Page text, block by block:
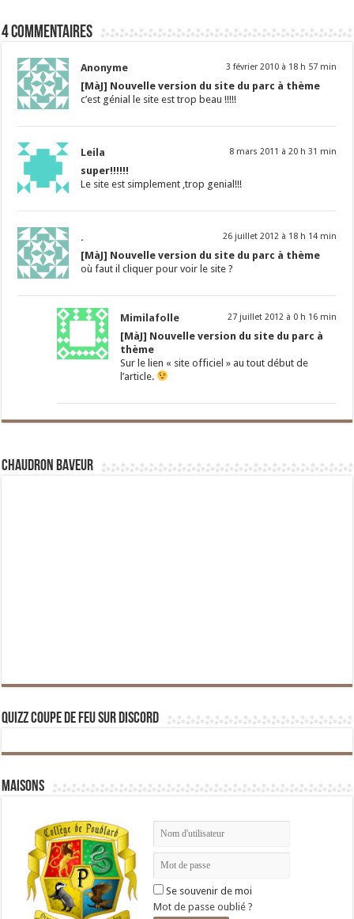
4 commentaires
Anonyme 3 février 2010 à 18 h 57 min
[MàJ] Nouvelle version du site du parc à thème
c’est génial le site est trop beau !!!!!
Leila 8 mars 2011 à 20 h 31 min
super!!!!!!
Le site est simplement ,trop genial!!!
. 26 juillet 2012 à 18 h 14 min
[MàJ] Nouvelle version du site du parc à thème
où faut il cliquer pour voir le site ?
Mimilafolle 27 juillet 2012 à 0 h 16 min
[MàJ] Nouvelle version du site du parc à
thème
Sur le lien « site officiel » au tout début de
l’article.
Chaudron Baveur
Quizz Coupe de Feu sur Discord
Maisons
Se souvenir de moi
Mot de passe oublié ?